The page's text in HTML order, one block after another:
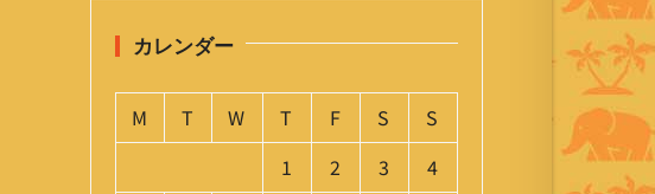
カレンダー
M T W T F S
S
1
2 3
4